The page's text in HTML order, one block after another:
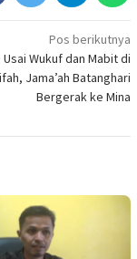
Pos berikutnya
Usai Wukuf dan Mabit di
Jama’ah Batanghari
Bergerak ke Mina